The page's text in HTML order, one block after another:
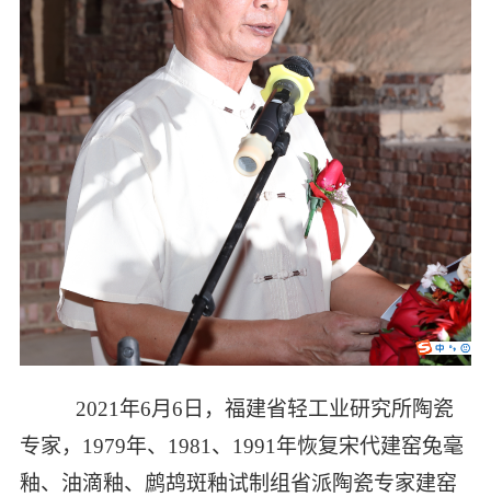
2021年6月 6 日，福建省轻工业研究所陶瓷
专家， 1979年、 1981、1991年恢复宋代建窑兔毫
釉、油滴釉、鹧鸪斑釉试制组省派陶瓷专家建窑